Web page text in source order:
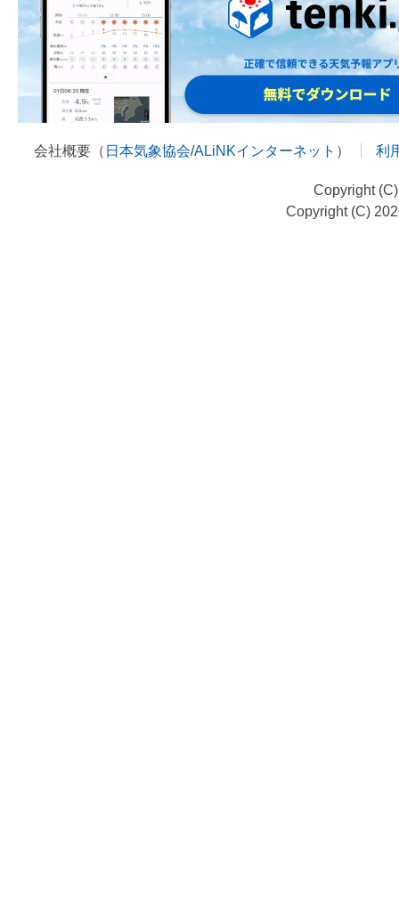
会社概要（ 日本気象協会/ALiNKインターネット ） 利
Copyright
Copyright (C)